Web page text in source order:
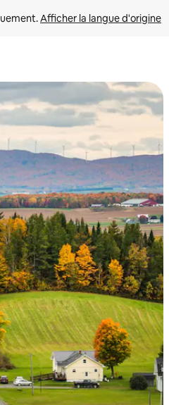
Afficher la langue d'origine
en appuyant et en faisant glisser.